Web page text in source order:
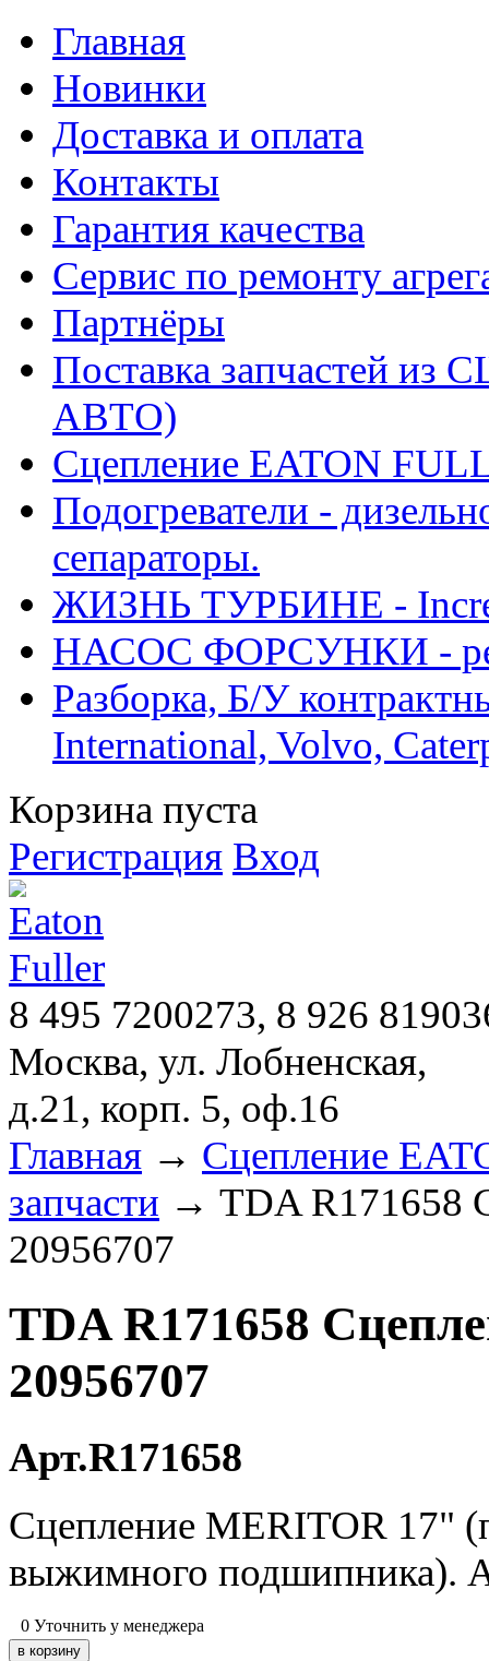
Главная
Новинки
Доставка и оплата
Контакты
Гарантия качества
Сервис по ремонту
Партнёры
Поставка запчастей
АВТО)
Сцепление EATON
Подогреватели -
сепараторы.
ЖИЗНЬ ТУРБИНЕ -
НАСОС ФОРСУНКИ -
Разборка, Б/У
International, Volvo,
Корзина пуста
Регистрация Вход
8 495 7200273, 8 926
Москва, ул. Лобненская,
д.21, корп. 5, оф.16
Главная → Сцепление
запчасти → TDA R171658
20956707
TDA R171658
20956707
Арт.R171658
Сцепление MERITOR 17"
выжимного подшипника).
0 Уточнить у менеджера